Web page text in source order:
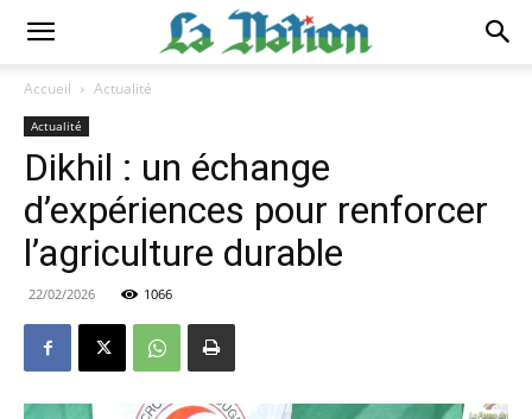
Accueil Actualité
Actualité
Dikhil : un échange
d’expériences pour renforcer
l’agriculture durable
22/02/2026 1066